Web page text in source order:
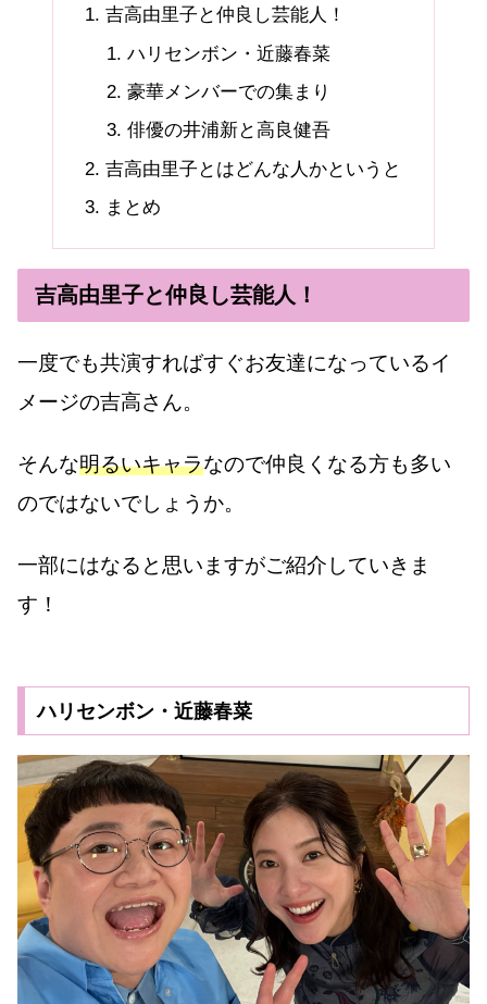
吉高由里子と仲良し芸能人！
ハリセンボン・近藤春菜
豪華メンバーでの集まり
俳優の井浦新と高良健吾
吉高由里子とはどんな人かというと
まとめ
吉高由里子と仲良し芸能人！
一度でも共演すればすぐお友達になっているイ
メージの吉高さん。
そんな明るいキャラなので仲良くなる方も多い
のではないでしょうか。
一部にはなると思いますがご紹介していきま
す！
ハリセンボン・近藤春菜